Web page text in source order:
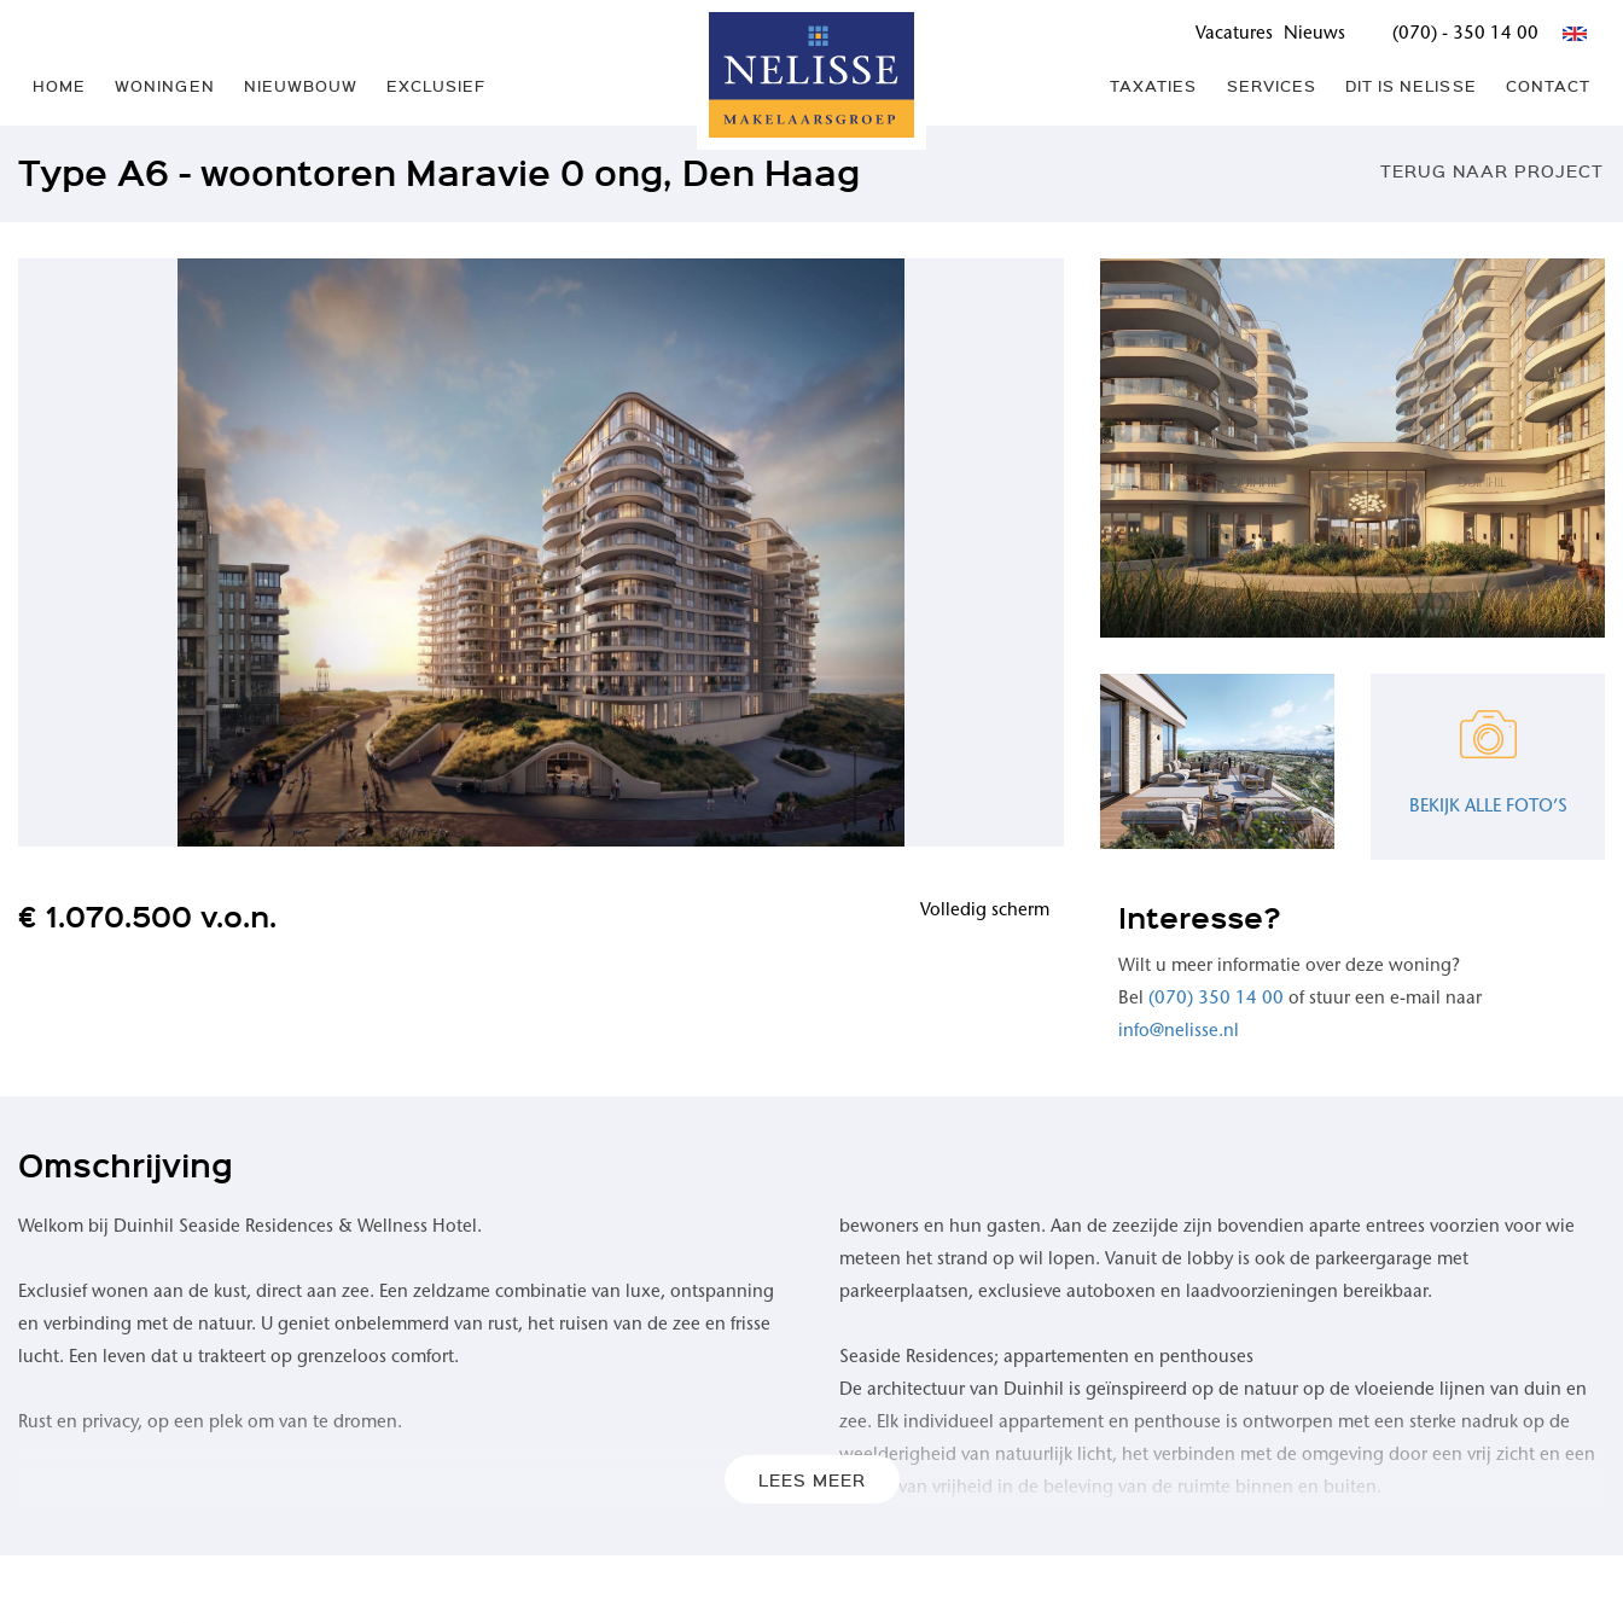
HOME WONINGEN NIEUWBOUW EXCLUSIEF
Vacatures Nieuws (070) - 350 14 00
TAXATIES SERVICES DIT IS NELISSE CONTACT
Type A6 - woontoren Maravie 0 ong, Den Haag TERUG NAAR PROJECT
€ 1.070.500 v.o.n. Volledig scherm
BEKIJK ALLE FOTO’S
Interesse?
Wilt u meer informatie over deze woning?
Bel (070) 350 14 00 of stuur een e-mail naar
info@nelisse.nl
Omschrijving
Welkom bij Duinhil Seaside Residences & Wellness Hotel.
Exclusief wonen aan de kust, direct aan zee. Een zeldzame combinatie van luxe, ontspanning
en verbinding met de natuur. U geniet onbelemmerd van rust, het ruisen van de zee en frisse
lucht. Een leven dat u trakteert op grenzeloos comfort.
Rust en privacy, op een plek om van te dromen.
bewoners en hun gasten. Aan de zeezijde zijn bovendien aparte entrees voorzien voor wie
meteen het strand op wil lopen. Vanuit de lobby is ook de parkeergarage met
parkeerplaatsen, exclusieve autoboxen en laadvoorzieningen bereikbaar.
Seaside Residences; appartementen en penthouses
De architectuur van Duinhil is geïnspireerd op de natuur op de vloeiende lijnen van duin en
zee. Elk individueel appartement en penthouse is ontworpen met een sterke nadruk op de
weelderigheid van natuurlijk licht, het verbinden met de omgeving door een vrij zicht en een
gevoel van vrijheid in de beleving van de ruimte binnen en buiten.
LEES MEER